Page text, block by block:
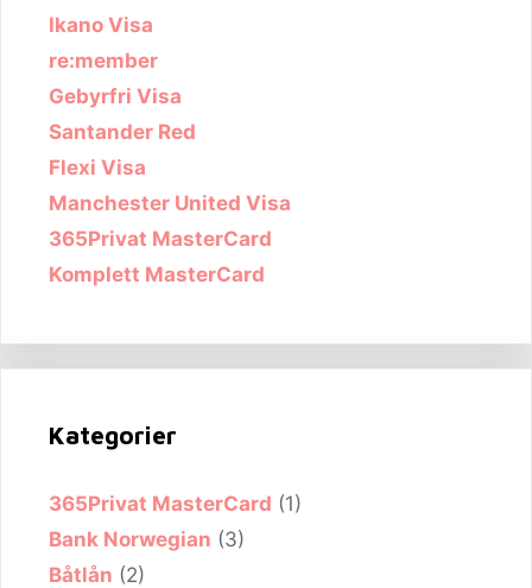
Ikano Visa
re:member
Gebyrfri Visa
Santander Red
Flexi Visa
Manchester United Visa
365Privat MasterCard
Komplett MasterCard
Kategorier
365Privat MasterCard (1)
Bank Norwegian (3)
Båtlån (2)